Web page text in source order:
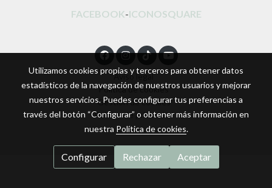
FACEBOOK-ICONOSQUARE
Aviso legal
Política de cookies
Gestión de cookies
Política de privacidad
Utilizamos cookies propias y terceros para obtener datos
estadísticos de la navegación de nuestros usuarios y mejorar
nuestros servicios. Puedes configurar tus preferencias a
través del botón “Configurar” o obtener más información en
nuestra Política de cookies.
Configurar Rechazar Aceptar